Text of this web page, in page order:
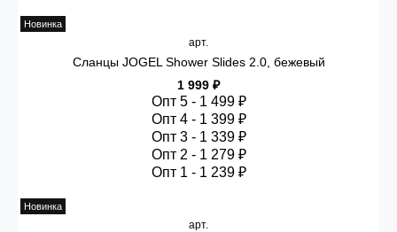
Новинка
арт.
Сланцы JOGEL Shower Slides 2.0, бежевый
1 999 ₽
Опт 5 - 1 499 ₽
Опт 4 - 1 399 ₽
Опт 3 - 1 339 ₽
Опт 2 - 1 279 ₽
Опт 1 - 1 239 ₽
Новинка
арт.